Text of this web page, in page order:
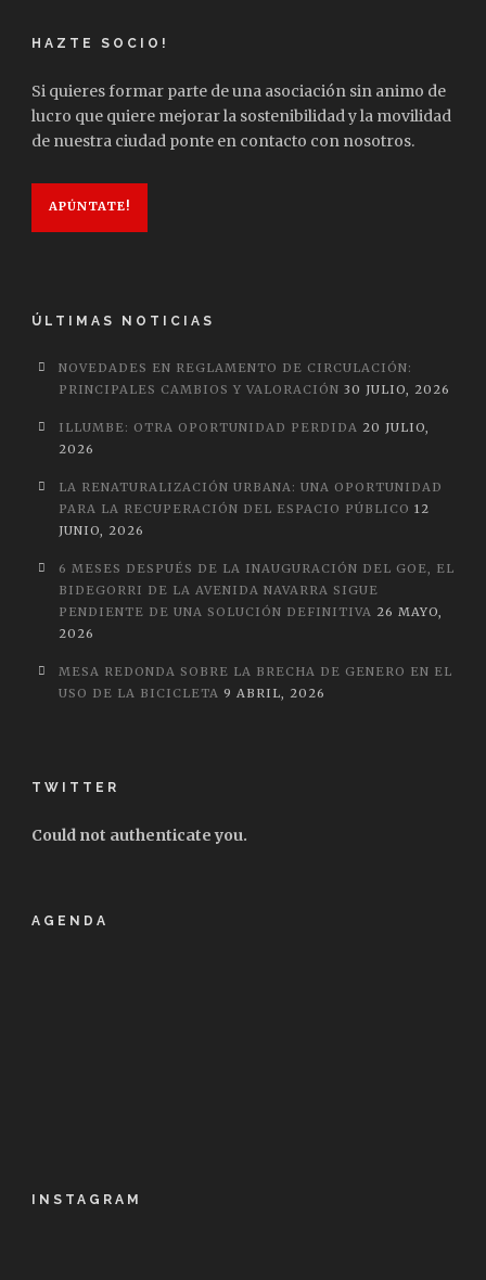
HAZTE SOCIO!
Si quieres formar parte de una asociación sin animo de
lucro que quiere mejorar la sostenibilidad y la movilidad
de nuestra ciudad ponte en contacto con nosotros.
APÚNTATE!
ÚLTIMAS NOTICIAS
NOVEDADES EN REGLAMENTO DE CIRCULACIÓN:
PRINCIPALES CAMBIOS Y VALORACIÓN 30 JULIO, 2026
ILLUMBE: OTRA OPORTUNIDAD PERDIDA 20 JULIO,
2026
LA RENATURALIZACIÓN URBANA: UNA OPORTUNIDAD
PARA LA RECUPERACIÓN DEL ESPACIO PÚBLICO 12
JUNIO, 2026
6 MESES DESPUÉS DE LA INAUGURACIÓN DEL GOE, EL
BIDEGORRI DE LA AVENIDA NAVARRA SIGUE
PENDIENTE DE UNA SOLUCIÓN DEFINITIVA 26 MAYO,
2026
MESA REDONDA SOBRE LA BRECHA DE GENERO EN EL
USO DE LA BICICLETA 9 ABRIL, 2026
TWITTER
Could not authenticate you.
AGENDA
INSTAGRAM